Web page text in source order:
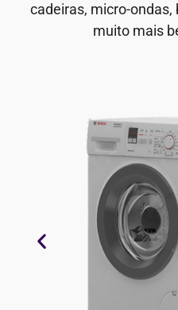
cadeiras, micro-ondas,
muito mais